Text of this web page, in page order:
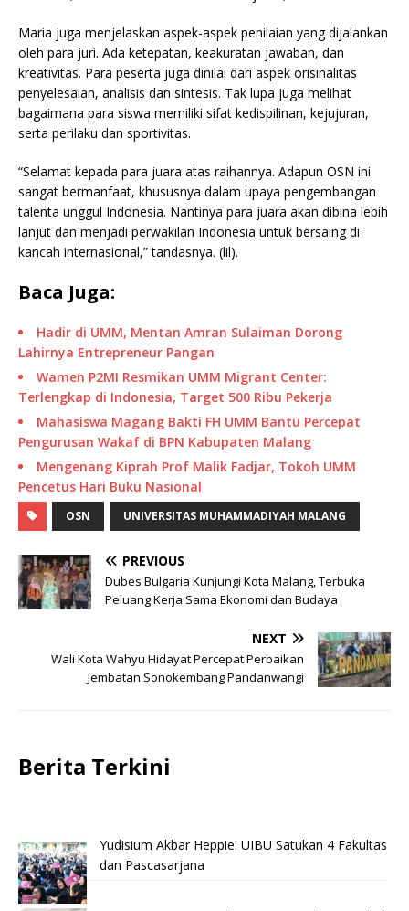
Maria juga menjelaskan aspek-aspek penilaian yang dijalankan
oleh para juri. Ada ketepatan, keakuratan jawaban, dan
kreativitas. Para peserta juga dinilai dari aspek orisinalitas
penyelesaian, analisis dan sintesis. Tak lupa juga melihat
bagaimana para siswa memiliki sifat kedispilinan, kejujuran,
serta perilaku dan sportivitas.
“Selamat kepada para juara atas raihannya. Adapun OSN ini
sangat bermanfaat, khususnya dalam upaya pengembangan
talenta unggul Indonesia. Nantinya para juara akan dibina lebih
lanjut dan menjadi perwakilan Indonesia untuk bersaing di
kancah internasional,” tandasnya. (lil).
Baca Juga:
Hadir di UMM, Mentan Amran Sulaiman Dorong
Lahirnya Entrepreneur Pangan
Wamen P2MI Resmikan UMM Migrant Center:
Terlengkap di Indonesia, Target 500 Ribu Pekerja
Mahasiswa Magang Bakti FH UMM Bantu Percepat
Pengurusan Wakaf di BPN Kabupaten Malang
Mengenang Kiprah Prof Malik Fadjar, Tokoh UMM
Pencetus Hari Buku Nasional
OSN UNIVERSITAS MUHAMMADIYAH MALANG
PREVIOUS
Dubes Bulgaria Kunjungi Kota Malang, Terbuka
Peluang Kerja Sama Ekonomi dan Budaya
NEXT
Wali Kota Wahyu Hidayat Percepat Perbaikan
Jembatan Sonokembang Pandanwangi
Berita Terkini
Yudisium Akbar Heppie: UIBU Satukan 4 Fakultas
dan Pascasarjana